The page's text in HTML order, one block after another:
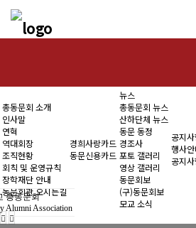
인사말
연혁
역대회장
조직현황
회칙 및 운영규칙
총동문회 소개
인사말
연혁
역대회장
조직현황
회칙 및 운영규칙
장학재단 안내
동문회관 오시는길
경희사랑카드
동문신용카드
뉴스
총동문회 뉴스
산하단체 뉴스
동문 동정
경조사
포토 갤러리
영상 갤러리
동문회보
(구)동문회보
모교 소식
공지
행사안
공지
총동문회
Alumni Association